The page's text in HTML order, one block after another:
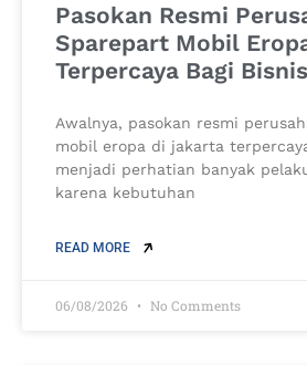
Pasokan Resmi
Sparepart Mobil
Terpercaya Bagi Bisnis
Awalnya, pasokan resmi
mobil eropa di jakarta
menjadi perhatian banyak
karena kebutuhan
READ MORE
06/08/2026 No Comments